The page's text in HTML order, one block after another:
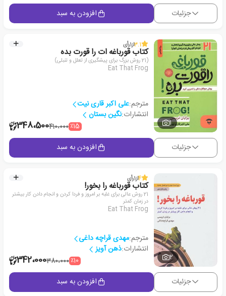
جزئیات افزودن به سبد
1
3.1از1رأی
کتاب قورباغه ات را قورت بده
(21 روش بزرگ برای پیشگیری از تعلل و تنبلی)
Eat That Frog
مترجم:علی اکبر قاری نیت
انتشارات:نگین بستان
٪15410،000348،500
جزئیات افزودن به سبد
2
4از1رأی
کتاب قورباغه را بخور!
21 روش عالی برای غلبه بر امروز و فردا کردن و انجام دادن کار بیشتر
در زمان کمتر
Eat That Frog
مترجم:مهدی قراچه داغی
انتشارات:ذهن آویز
٪10380،000342،000
جزئیات افزودن به سبد